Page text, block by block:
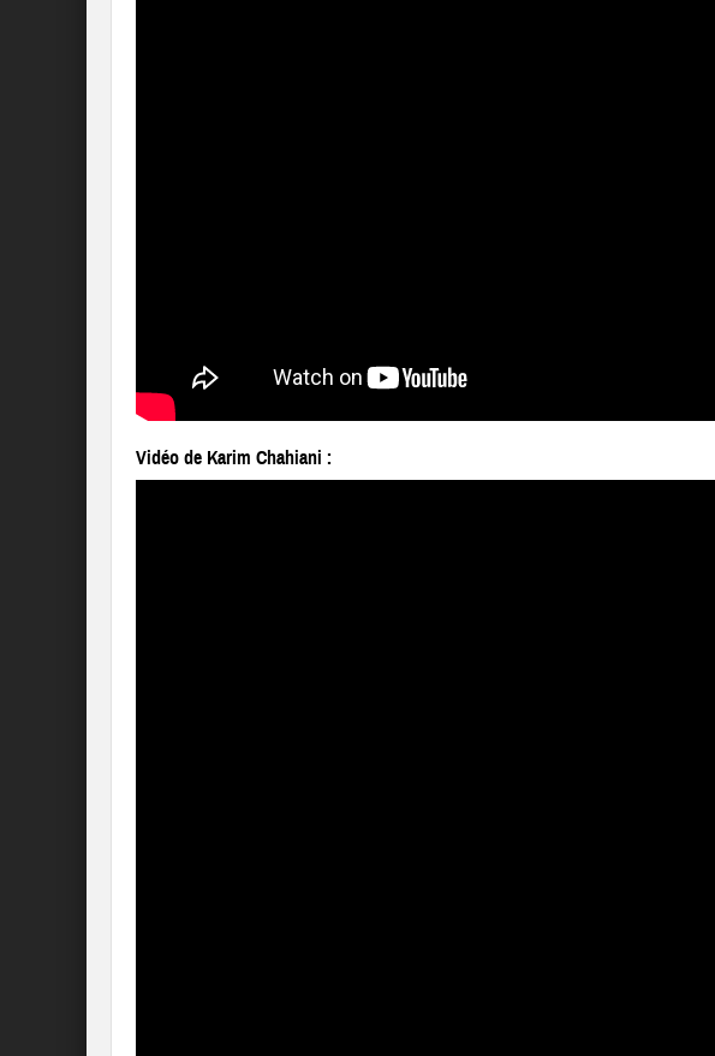
Vidéo de Karim Chahiani :